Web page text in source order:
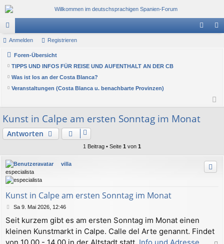
or
en
Anmelden Registrieren
Foren-Übersicht
TIPPS UND INFOS FÜR REISE UND AUFENTHALT AN DER CB
Was ist los an der Costa Blanca?
Veranstaltungen (Costa Blanca u. benachbarte Provinzen)
Kunst in Calpe am ersten Sonntag im Monat
Antworten
1 Beitrag • Seite 1 von 1
villa
especialista
Kunst in Calpe am ersten Sonntag im Monat
B
i
t
Sa 9. Mai 2026, 12:46
Seit kurzem gibt es am ersten Sonntag im Monat einen
kleinen Kunstmarkt in Calpe. Calle del Arte genannt. Findet